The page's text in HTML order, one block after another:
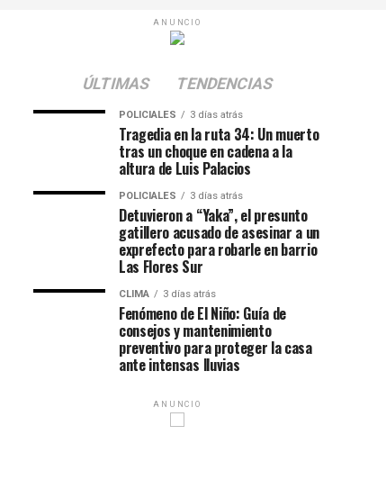
ANUNCIO
ÚLTIMAS TENDENCIAS
POLICIALES 3 días atrás
Tragedia en la ruta 34: Un muerto
tras un choque en cadena a la
altura de Luis Palacios
POLICIALES 3 días atrás
Detuvieron a “Yaka”, el presunto
gatillero acusado de asesinar a un
exprefecto para robarle en barrio
Las Flores Sur
CLIMA 3 días atrás
Fenómeno de El Niño: Guía de
consejos y mantenimiento
preventivo para proteger la casa
ante intensas lluvias
ANUNCIO